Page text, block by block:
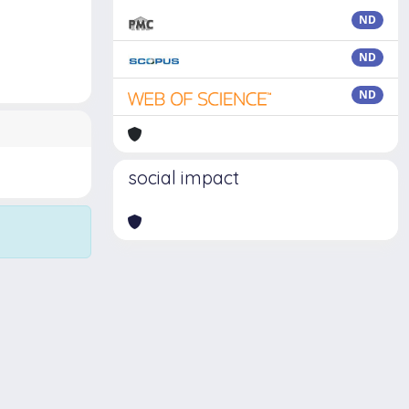
ND
ND
ND
social impact